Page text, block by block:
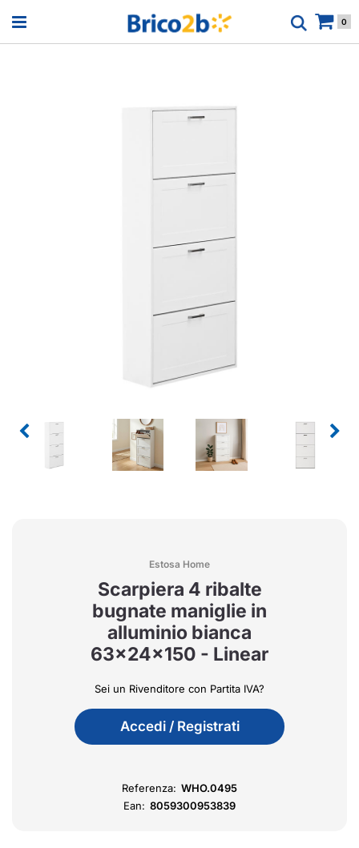
Open menu 0
Estosa Home
Scarpiera 4 ribalte
bugnate maniglie in
alluminio bianca
63x24x150 - Linear
Sei un Rivenditore con Partita IVA?
Accedi / Registrati
Referenza: WHO.0495
Ean: 8059300953839